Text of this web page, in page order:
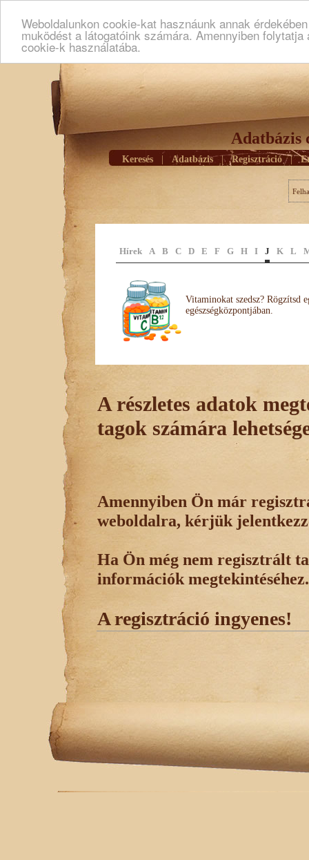
Weboldalunkon cookie-kat hasznáunk annak
muködést a látogatóink számára. Amennyiben
cookie-k használatába.
Adatbázis
Keresés Adatbázis | Regisztráció |
Hírek A B C D E F G H I J K L
Vitaminokat szedsz? Rögzítsd
egészségközpontjában.
A részletes adatok
tagok számára
Amennyiben Ön már
weboldalra, kérjük
Ha Ön még nem regisztrált
információk megtekintéséhez.
A regisztráció ingyenes!